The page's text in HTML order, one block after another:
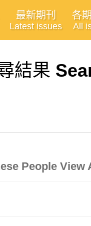
最新期刊
Latest issues
各
All
結果
People View